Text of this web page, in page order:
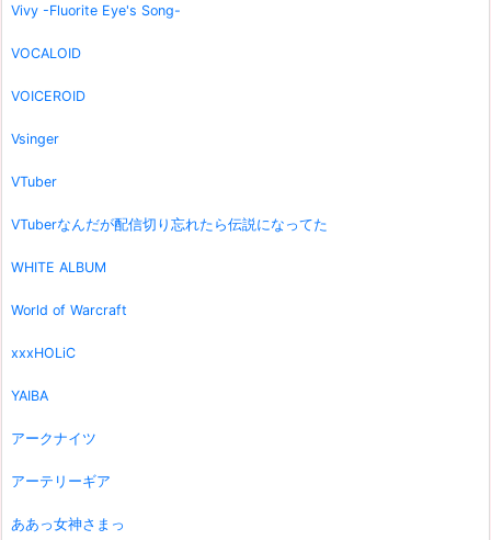
Vivy -Fluorite Eye's Song-
VOCALOID
VOICEROID
Vsinger
VTuber
VTuberなんだが配信切り忘れたら伝説になってた
WHITE ALBUM
World of Warcraft
xxxHOLiC
YAIBA
アークナイツ
アーテリーギア
ああっ女神さまっ